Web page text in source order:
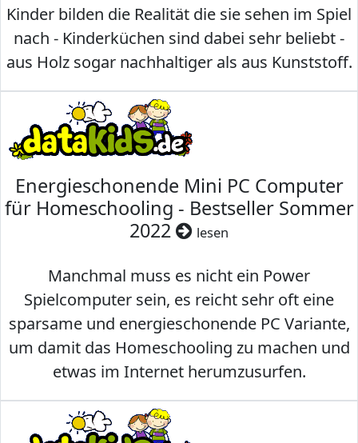
Kinder bilden die Realität die sie sehen im Spiel
nach - Kinderküchen sind dabei sehr beliebt -
aus Holz sogar nachhaltiger als aus Kunststoff.
Energieschonende Mini PC Computer
für Homeschooling - Bestseller Sommer
2022
lesen
Manchmal muss es nicht ein Power
Spielcomputer sein, es reicht sehr oft eine
sparsame und energieschonende PC Variante,
um damit das Homeschooling zu machen und
etwas im Internet herumzusurfen.